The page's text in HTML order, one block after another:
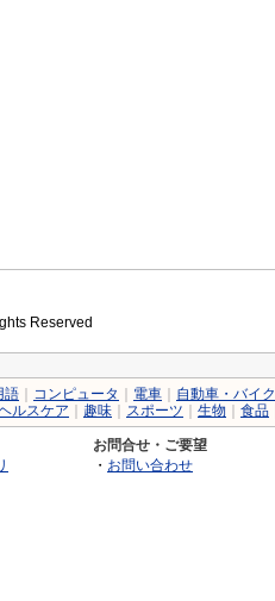
Reserved
語 コンピュータ 電車 自動車・バイク
ルスケア 趣味 スポーツ 生物 食品
お問合せ・ご要望
・ お問い合わせ